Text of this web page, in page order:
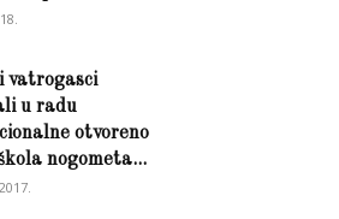
vatrogasci
u radu
otvoreno
nogometa...